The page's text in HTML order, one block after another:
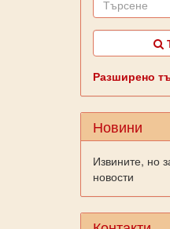
Разширено
Новини
Извините, но
новости